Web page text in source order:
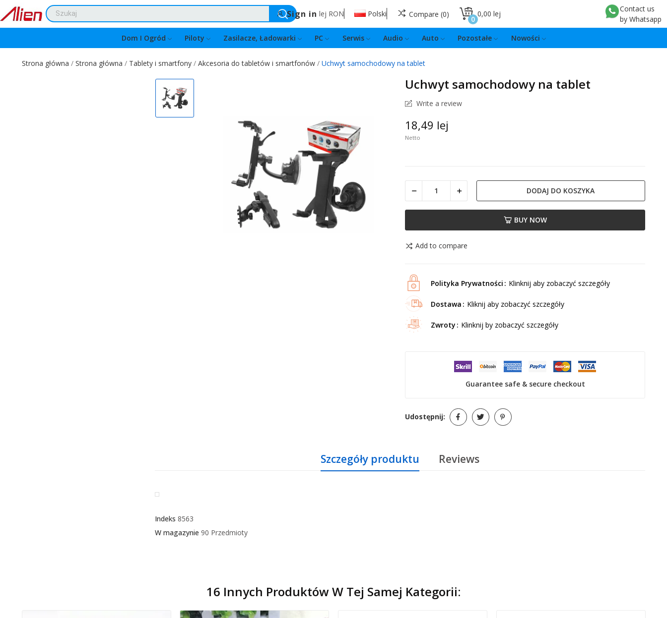
Sign in lej RON Polski Compare 0 0,00 lej
0
Contact us
by Whatsapp
Dom I Ogród
Piloty Zasilacze, Ładowarki PC Serwis Audio Auto Pozostałe Nowości
Strona główna Strona główna Tablety i smartfony Akcesoria do tabletów i smartfonów Uchwyt samochodowy na tablet
Uchwyt samochodowy na tablet
Write a review
18,49 lej
Netto
DODAJ DO KOSZYKA
BUY NOW
Add to compare
Polityka Prywatności Klinknij aby zobaczyć szczegóły
Dostawa Kliknij aby zobaczyć szczegóły
Zwroty Klinknij by zobaczyć szczegóły
Guarantee safe & secure checkout
Udostępnij:
Szczegóły produktu Reviews
Indeks 8563
W magazynie 90 Przedmioty
16 Innych Produktów W Tej Samej Kategorii: